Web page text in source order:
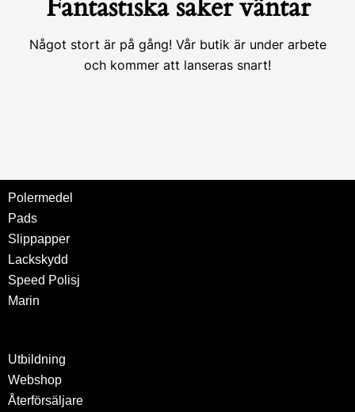
Något stort är på gång! Vår butik är under arbete
och kommer att lanseras snart!
Polermedel
Pads
Slippapper
Lackskydd
Speed Polisj
Marin
Utbildning
Webshop
Återförsäljare